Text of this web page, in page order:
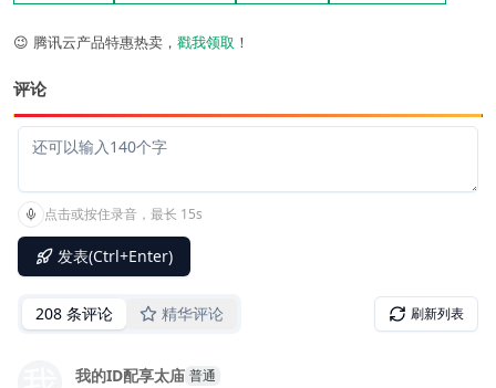
😉 腾讯云产品特惠热卖， 戳我领取 ！
评论